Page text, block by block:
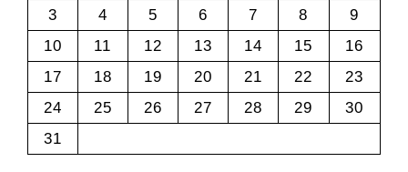
3
4 5 6 7 8
9
10
11 12 13 14 15
16
17
18 19 20 21 22
23
24
25 26 27 28 29
30
31